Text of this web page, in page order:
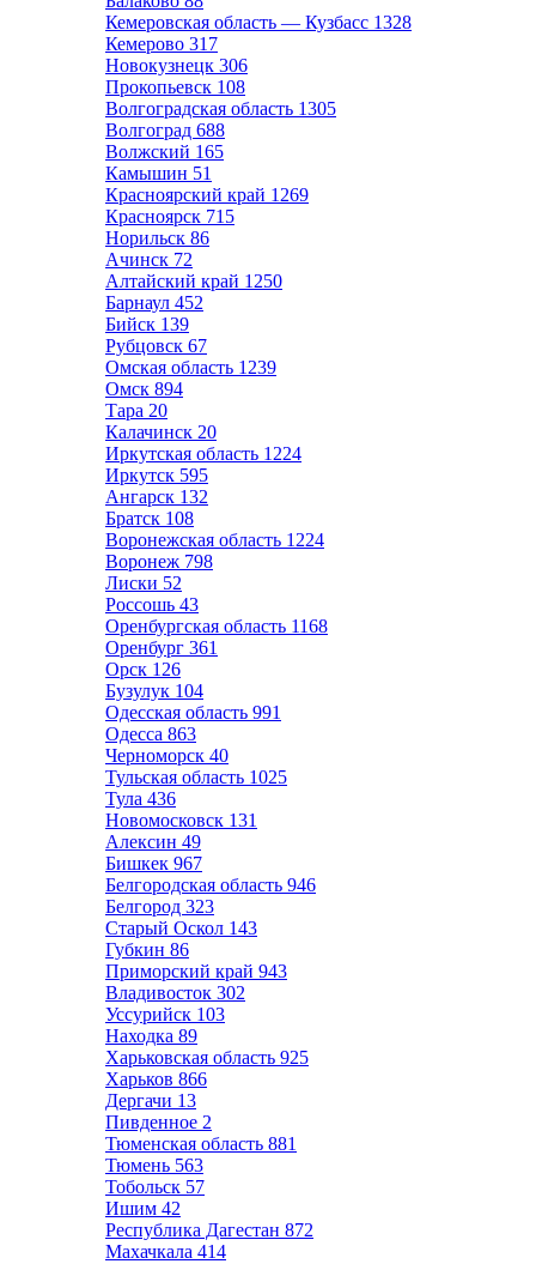
Кемеровская область — Кузбасс 1328
Кемерово 317
Новокузнецк 306
Прокопьевск 108
Волгоградская область 1305
Волгоград 688
Волжский 165
Камышин 51
Красноярский край 1269
Красноярск 715
Норильск 86
Ачинск 72
Алтайский край 1250
Барнаул 452
Бийск 139
Рубцовск 67
Омская область 1239
Омск 894
Тара 20
Калачинск 20
Иркутская область 1224
Иркутск 595
Ангарск 132
Братск 108
Воронежская область 1224
Воронеж 798
Лиски 52
Россошь 43
Оренбургская область 1168
Оренбург 361
Орск 126
Бузулук 104
Одесская область 991
Одесса 863
Черноморск 40
Тульская область 1025
Тула 436
Новомосковск 131
Алексин 49
Бишкек 967
Белгородская область 946
Белгород 323
Старый Оскол 143
Губкин 86
Приморский край 943
Владивосток 302
Уссурийск 103
Находка 89
Харьковская область 925
Харьков 866
Дергачи 13
Пивденное 2
Тюменская область 881
Тюмень 563
Тобольск 57
Ишим 42
Республика Дагестан 872
Махачкала 414